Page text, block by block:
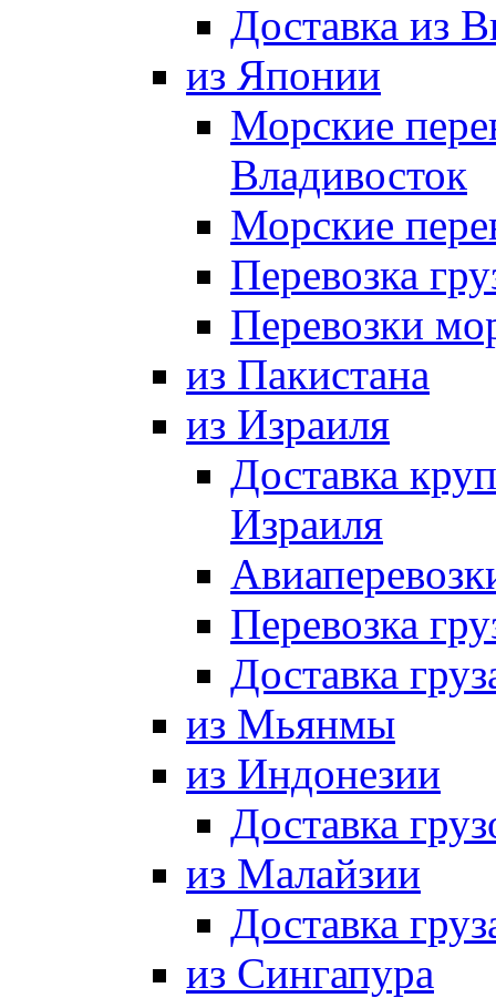
Доставка из
из Японии
Морские
Владивосток
Морские
Перевозка
Перевозки
из Пакистана
из Израиля
Доставка
Израиля
Перевозка
Доставка
из Мьянмы
из Индонезии
Доставка
из Малайзии
Доставка
из Сингапура